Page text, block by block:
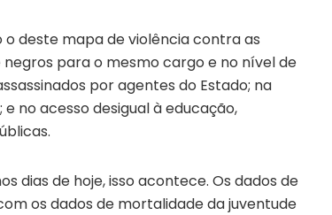
o deste mapa de violência contra as
para o mesmo cargo e no nível de
por agentes do Estado; na
no acesso desigual à educação,
dias de hoje, isso acontece. Os dados de
os dados de mortalidade da juventude